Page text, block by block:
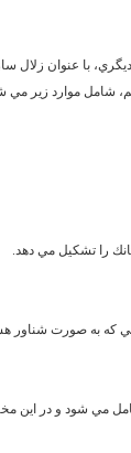
با عنوان زلال
شامل موارد زير مي
كه به صورت شناور
تانك را شامل مي شود و